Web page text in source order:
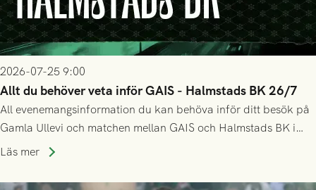
2026-07-25 9:00
Allt du behöver veta inför GAIS - Halmstads BK 26/7
All evenemangsinformation du kan behöva inför ditt besök på
Gamla Ullevi och matchen mellan GAIS och Halmstads BK i
Allsvenskan! Avspark kl 16.30 på söndag 26/7.
Läs mer